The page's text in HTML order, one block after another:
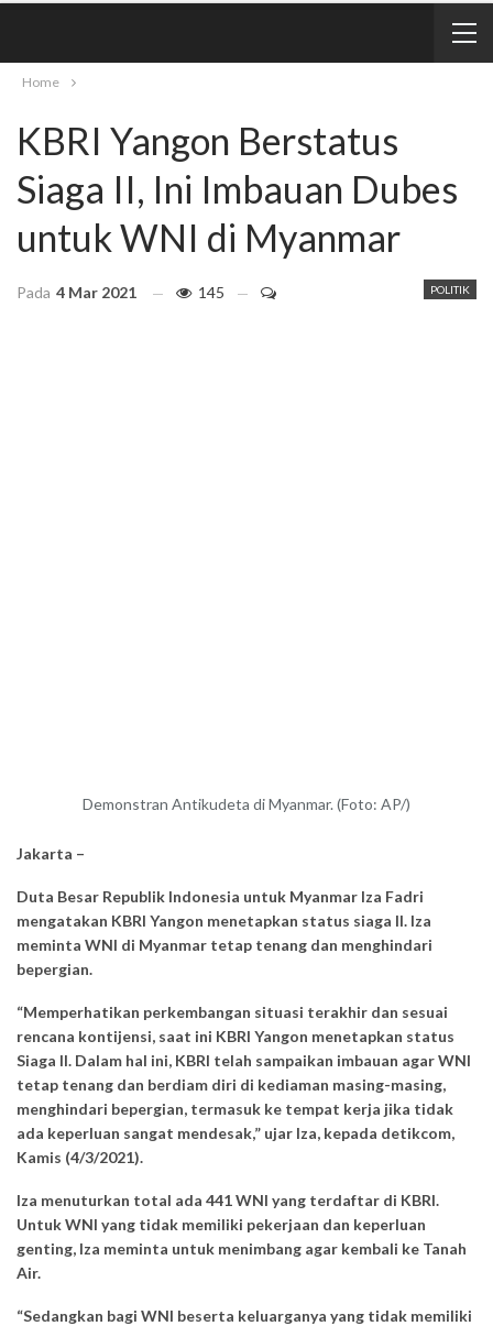
Home
KBRI Yangon Berstatus
Siaga II, Ini Imbauan Dubes
untuk WNI di Myanmar
POLITIK
Pada 4 Mar 2021 145
Demonstran Antikudeta di Myanmar. (Foto: AP/)
Jakarta –
Duta Besar Republik Indonesia untuk Myanmar Iza Fadri
mengatakan KBRI Yangon menetapkan status siaga II. Iza
meminta WNI di Myanmar tetap tenang dan menghindari
bepergian.
“Memperhatikan perkembangan situasi terakhir dan sesuai
rencana kontijensi, saat ini KBRI Yangon menetapkan status
Siaga II. Dalam hal ini, KBRI telah sampaikan imbauan agar WNI
tetap tenang dan berdiam diri di kediaman masing-masing,
menghindari bepergian, termasuk ke tempat kerja jika tidak
ada keperluan sangat mendesak,” ujar Iza, kepada detikcom,
Kamis (4/3/2021).
Iza menuturkan total ada 441 WNI yang terdaftar di KBRI.
Untuk WNI yang tidak memiliki pekerjaan dan keperluan
genting, Iza meminta untuk menimbang agar kembali ke Tanah
Air.
“Sedangkan bagi WNI beserta keluarganya yang tidak memiliki